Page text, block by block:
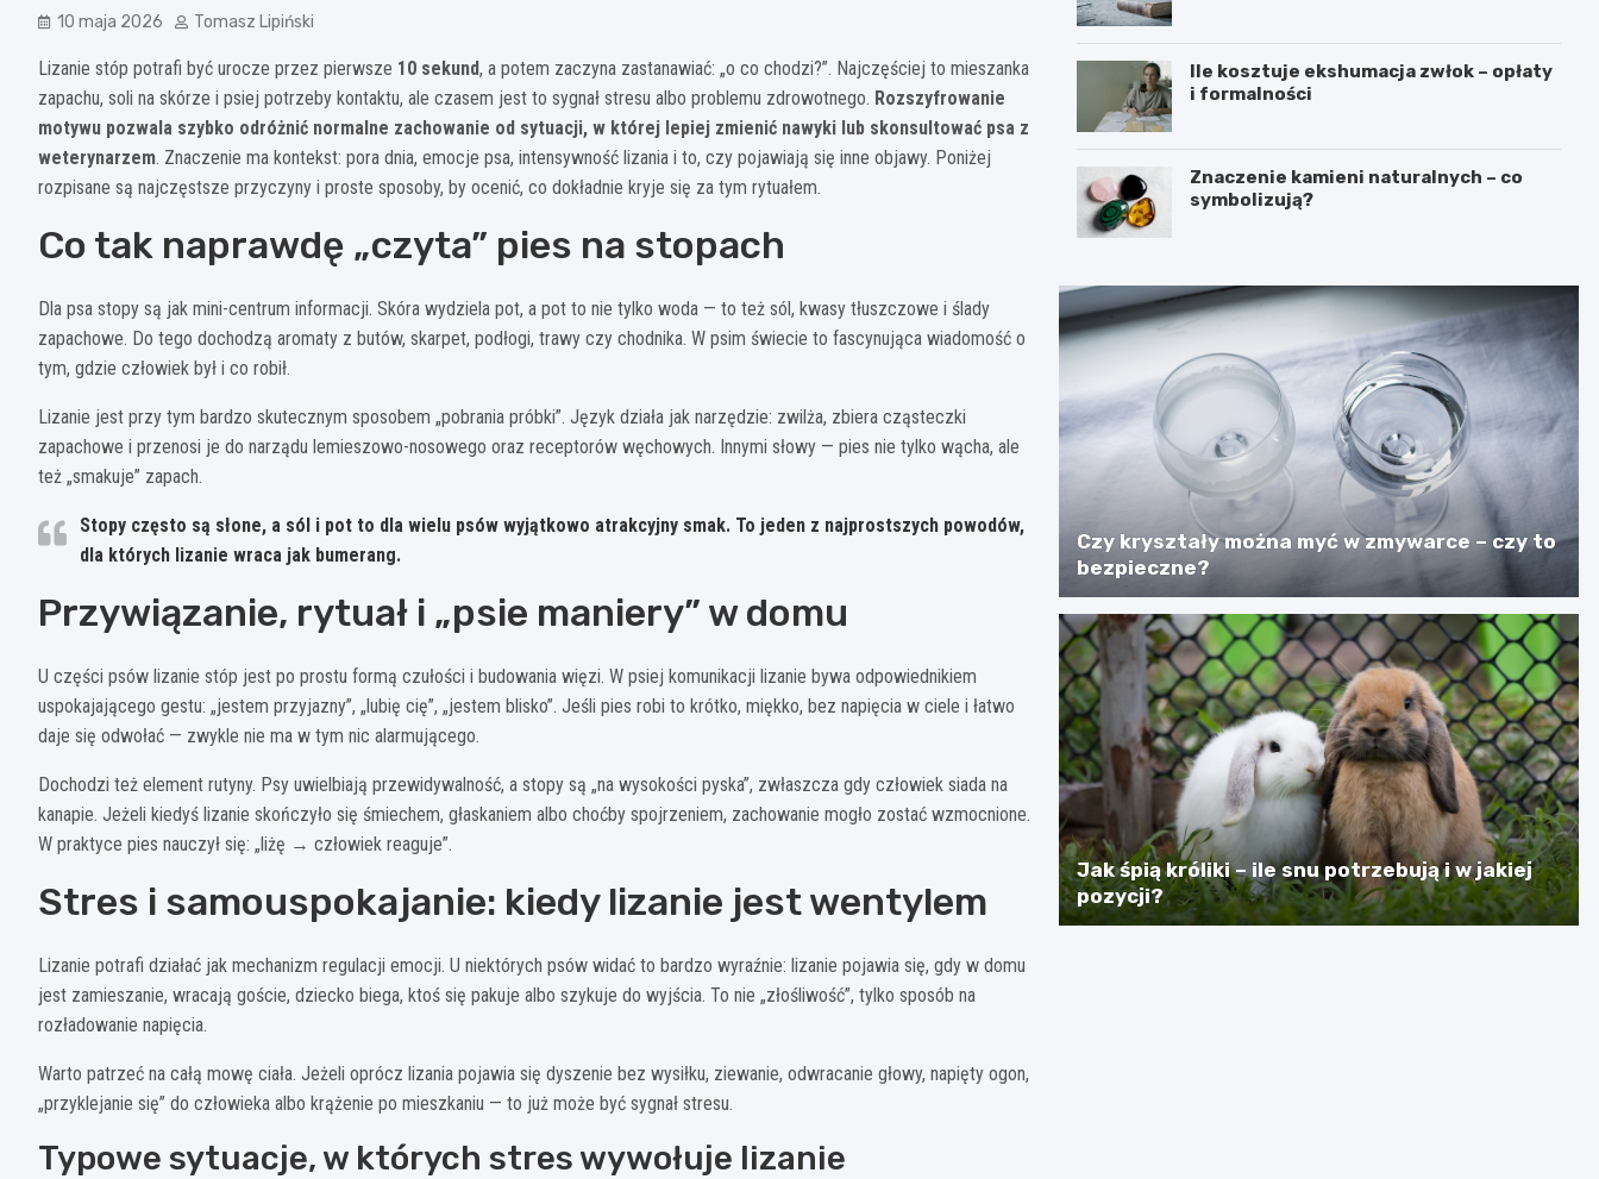
10 maja 2026 Tomasz Lipiński
Lizanie stóp potrafi być urocze przez pierwsze 10 sekund, a potem zaczyna zastanawiać: „o co chodzi?”. Najczęściej to mieszanka
zapachu, soli na skórze i psiej potrzeby kontaktu, ale czasem jest to sygnał stresu albo problemu zdrowotnego. Rozszyfrowanie
motywu pozwala szybko odróżnić normalne zachowanie od sytuacji, w której lepiej zmienić nawyki lub skonsultować psa z
weterynarzem. Znaczenie ma kontekst: pora dnia, emocje psa, intensywność lizania i to, czy pojawiają się inne objawy. Poniżej
rozpisane są najczęstsze przyczyny i proste sposoby, by ocenić, co dokładnie kryje się za tym rytuałem.
Co tak naprawdę „czyta” pies na stopach
Dla psa stopy są jak mini-centrum informacji. Skóra wydziela pot, a pot to nie tylko woda — to też sól, kwasy tłuszczowe i ślady
zapachowe. Do tego dochodzą aromaty z butów, skarpet, podłogi, trawy czy chodnika. W psim świecie to fascynująca wiadomość o
tym, gdzie człowiek był i co robił.
Lizanie jest przy tym bardzo skutecznym sposobem „pobrania próbki”. Język działa jak narzędzie: zwilża, zbiera cząsteczki
zapachowe i przenosi je do narządu lemieszowo-nosowego oraz receptorów węchowych. Innymi słowy — pies nie tylko wącha, ale
też „smakuje” zapach.
Stopy często są słone, a sól i pot to dla wielu psów wyjątkowo atrakcyjny smak. To jeden z najprostszych powodów,
dla których lizanie wraca jak bumerang.
Przywiązanie, rytuał i „psie maniery” w domu
U części psów lizanie stóp jest po prostu formą czułości i budowania więzi. W psiej komunikacji lizanie bywa odpowiednikiem
uspokajającego gestu: „jestem przyjazny”, „lubię cię”, „jestem blisko”. Jeśli pies robi to krótko, miękko, bez napięcia w ciele i łatwo
daje się odwołać — zwykle nie ma w tym nic alarmującego.
Dochodzi też element rutyny. Psy uwielbiają przewidywalność, a stopy są „na wysokości pyska”, zwłaszcza gdy człowiek siada na
kanapie. Jeżeli kiedyś lizanie skończyło się śmiechem, głaskaniem albo choćby spojrzeniem, zachowanie mogło zostać wzmocnione.
W praktyce pies nauczył się: „liżę → człowiek reaguje”.
Stres i samouspokajanie: kiedy lizanie jest wentylem
Lizanie potrafi działać jak mechanizm regulacji emocji. U niektórych psów widać to bardzo wyraźnie: lizanie pojawia się, gdy w domu
jest zamieszanie, wracają goście, dziecko biega, ktoś się pakuje albo szykuje do wyjścia. To nie „złośliwość”, tylko sposób na
rozładowanie napięcia.
Warto patrzeć na całą mowę ciała. Jeżeli oprócz lizania pojawia się dyszenie bez wysiłku, ziewanie, odwracanie głowy, napięty ogon,
„przyklejanie się” do człowieka albo krążenie po mieszkaniu — to już może być sygnał stresu.
Typowe sytuacje, w których stres wywołuje lizanie
Ile kosztuje ekshumacja zwłok – opłaty
i formalności
Znaczenie kamieni naturalnych – co
symbolizują?
Czy kryształy można myć w zmywarce – czy to
bezpieczne?
Jak śpią króliki – ile snu potrzebują i w jakiej
pozycji?